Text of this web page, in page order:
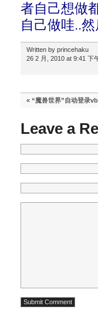
者自己想做
自己做哇..
Written by princehaku
26 2 月, 2010 at 9:41 下
« “魔兽世界”自动登录
Leave a